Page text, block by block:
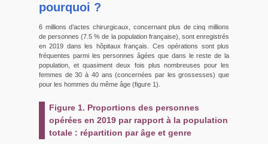
pourquoi ?
6 millions d’actes chirurgicaux, concernant plus de cinq millions
de personnes (7.5 % de la population française), sont enregistrés
en 2019 dans les hôpitaux français. Ces opérations sont plus
fréquentes parmi les personnes âgées que dans le reste de la
population, et quasiment deux fois plus nombreuses pour les
femmes de 30 à 40 ans (concernées par les grossesses) que
pour les hommes du même âge (figure 1).
Figure 1. Proportions des personnes
opérées en 2019 par rapport à la population
totale : répartition par âge et genre